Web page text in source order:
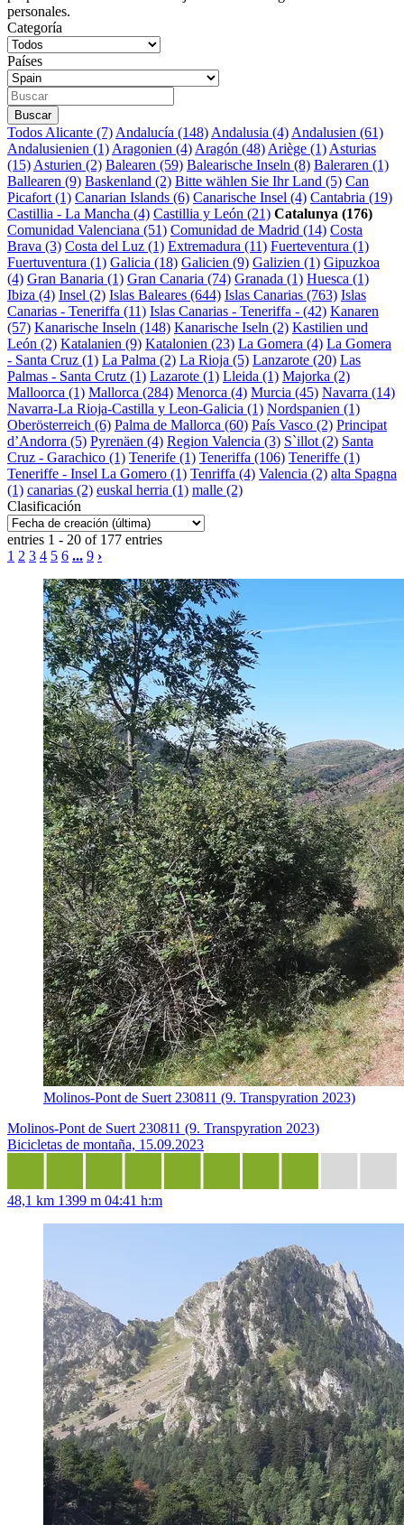
personales.
Categoría
Países
Todos Alicante (7) Andalucía (148) Andalusia (4) Andalusien (61)
Andalusienien (1) Aragonien (4) Aragón (48) Ariège (1) Asturias
(15) Asturien (2) Balearen (59) Balearische Inseln (8) Baleraren (1)
Ballearen (9) Baskenland (2) Bitte wählen Sie Ihr Land (5) Can
Picafort (1) Canarian Islands (6) Canarische Insel (4) Cantabria (19)
Castillia - La Mancha (4) Castillia y León (21) Catalunya (176)
Comunidad Valenciana (51) Comunidad de Madrid (14) Costa
Brava (3) Costa del Luz (1) Extremadura (11) Fuerteventura (1)
Fuertuventura (1) Galicia (18) Galicien (9) Galizien (1) Gipuzkoa
(4) Gran Banaria (1) Gran Canaria (74) Granada (1) Huesca (1)
Ibiza (4) Insel (2) Islas Baleares (644) Islas Canarias (763) Islas
Canarias - Teneriffa (11) Islas Canarias - Teneriffa - (42) Kanaren
(57) Kanarische Inseln (148) Kanarische Iseln (2) Kastilien und
León (2) Katalanien (9) Katalonien (23) La Gomera (4) La Gomera
- Santa Cruz (1) La Palma (2) La Rioja (5) Lanzarote (20) Las
Palmas - Santa Crutz (1) Lazarote (1) Lleida (1) Majorka (2)
Malloorca (1) Mallorca (284) Menorca (4) Murcia (45) Navarra (14)
Navarra-La Rioja-Castilla y Leon-Galicia (1) Nordspanien (1)
Oberösterreich (6) Palma de Mallorca (60) País Vasco (2) Principat
d’Andorra (5) Pyrenäen (4) Region Valencia (3) S`illot (2) Santa
Cruz - Garachico (1) Tenerife (1) Teneriffa (106) Teneriffe (1)
Teneriffe - Insel La Gomero (1) Tenriffa (4) Valencia (2) alta Spagna
(1) canarias (2) euskal herria (1) malle (2)
Clasificación
entries 1 - 20 of 177 entries
1 2 3 4 5 6 ... 9 ›
Molinos-Pont de Suert 230811 (9. Transpyration 2023)
Molinos-Pont de Suert 230811 (9. Transpyration 2023)
Bicicletas de montaña, 15.09.2023
48,1 km 1399 m 04:41 h:m